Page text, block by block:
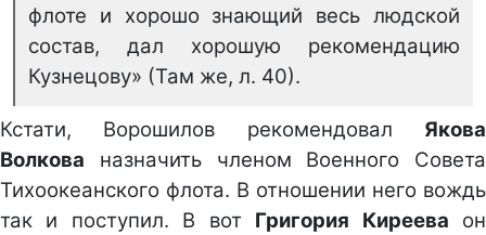
флоте и хорошо знающий весь людской
состав, дал хорошую рекомендацию
Кузнецову» (Там же, л. 40).
Кстати, Ворошилов рекомендовал Якова
Волкова назначить членом Военного Совета
Тихоокеанского флота. В отношении него вождь
так и поступил. В вот Григория Киреева он